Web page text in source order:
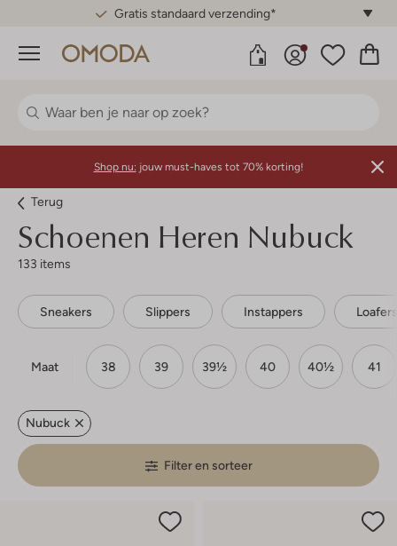
Gratis standaard verzending*
Menu
Shop nu: jouw must-haves tot 70% korting!
Terug
Schoenen Heren Nubuck
133 items
Sneakers Slippers Instappers Loafers
Maat 38 39 39½ 40 40½ 41
Nubuck
Filter en sorteer